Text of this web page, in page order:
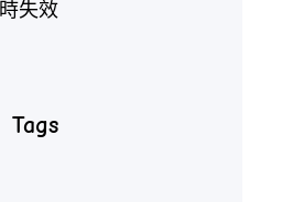
失效
Tags